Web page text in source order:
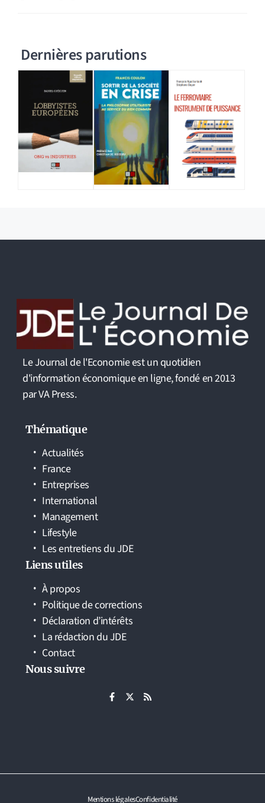
Dernières parutions
Le Journal de l'Economie est un quotidien
d'information économique en ligne, fondé en 2013
par VA Press.
Thématique
Actualités
France
Entreprises
International
Management
Lifestyle
Les entretiens du JDE
Liens utiles
À propos
Politique de corrections
Déclaration d’intérêts
La rédaction du JDE
Contact
Nous suivre
Mentions légalesConfidentialité